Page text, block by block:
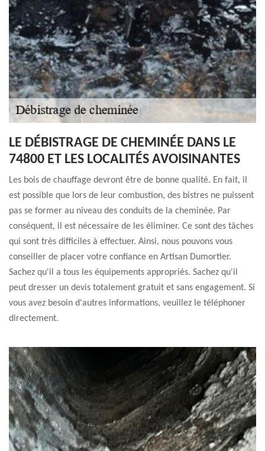
LE DÉBISTRAGE DE CHEMINÉE DANS LE
74800 ET LES LOCALITÉS AVOISINANTES
Les bois de chauffage devront être de bonne qualité. En fait, il
est possible que lors de leur combustion, des bistres ne puissent
pas se former au niveau des conduits de la cheminée. Par
conséquent, il est nécessaire de les éliminer. Ce sont des tâches
qui sont très difficiles à effectuer. Ainsi, nous pouvons vous
conseiller de placer votre confiance en Artisan Dumortier.
Sachez qu'il a tous les équipements appropriés. Sachez qu'il
peut dresser un devis totalement gratuit et sans engagement. Si
vous avez besoin d'autres informations, veuillez le téléphoner
directement.